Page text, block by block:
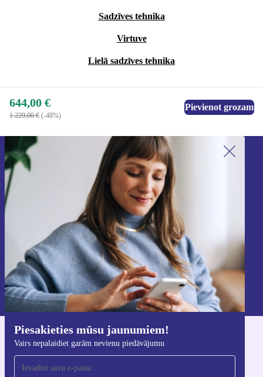
Sadzīves tehnika
Virtuve
Lielā sadzīves tehnika
644,00 €
1 229,00 € (-48%)
Pievienot grozam
Piesakieties mūsu jaunumiem!
Vairs nepalaidiet garām nevienu piedāvājumu
Piesakieties mūsu jaunumu
saņemšanai!
Nekad vairs nepalaidiet garām nevienu
piedāvājumu.
Reģistrēties
Informāciju par personas datu izmantošanu varat atrast mūsu
Privātuma politikā.
Lejupielādējiet refurbed lietotni
iOS un Android ierīcēm